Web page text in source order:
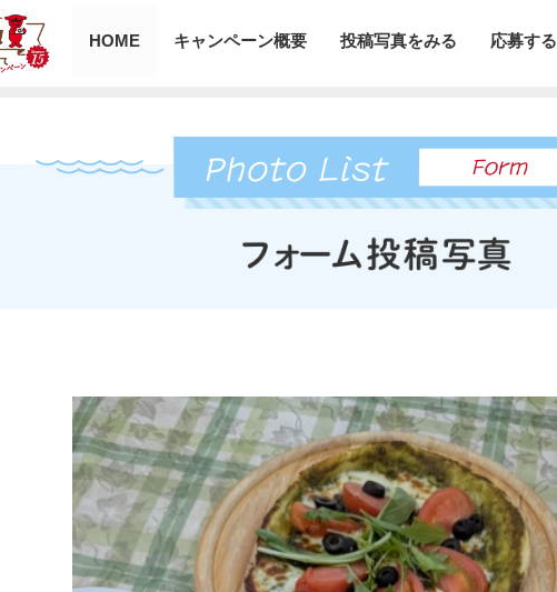
HOME キャンペーン概要 投稿写真をみる 応募する